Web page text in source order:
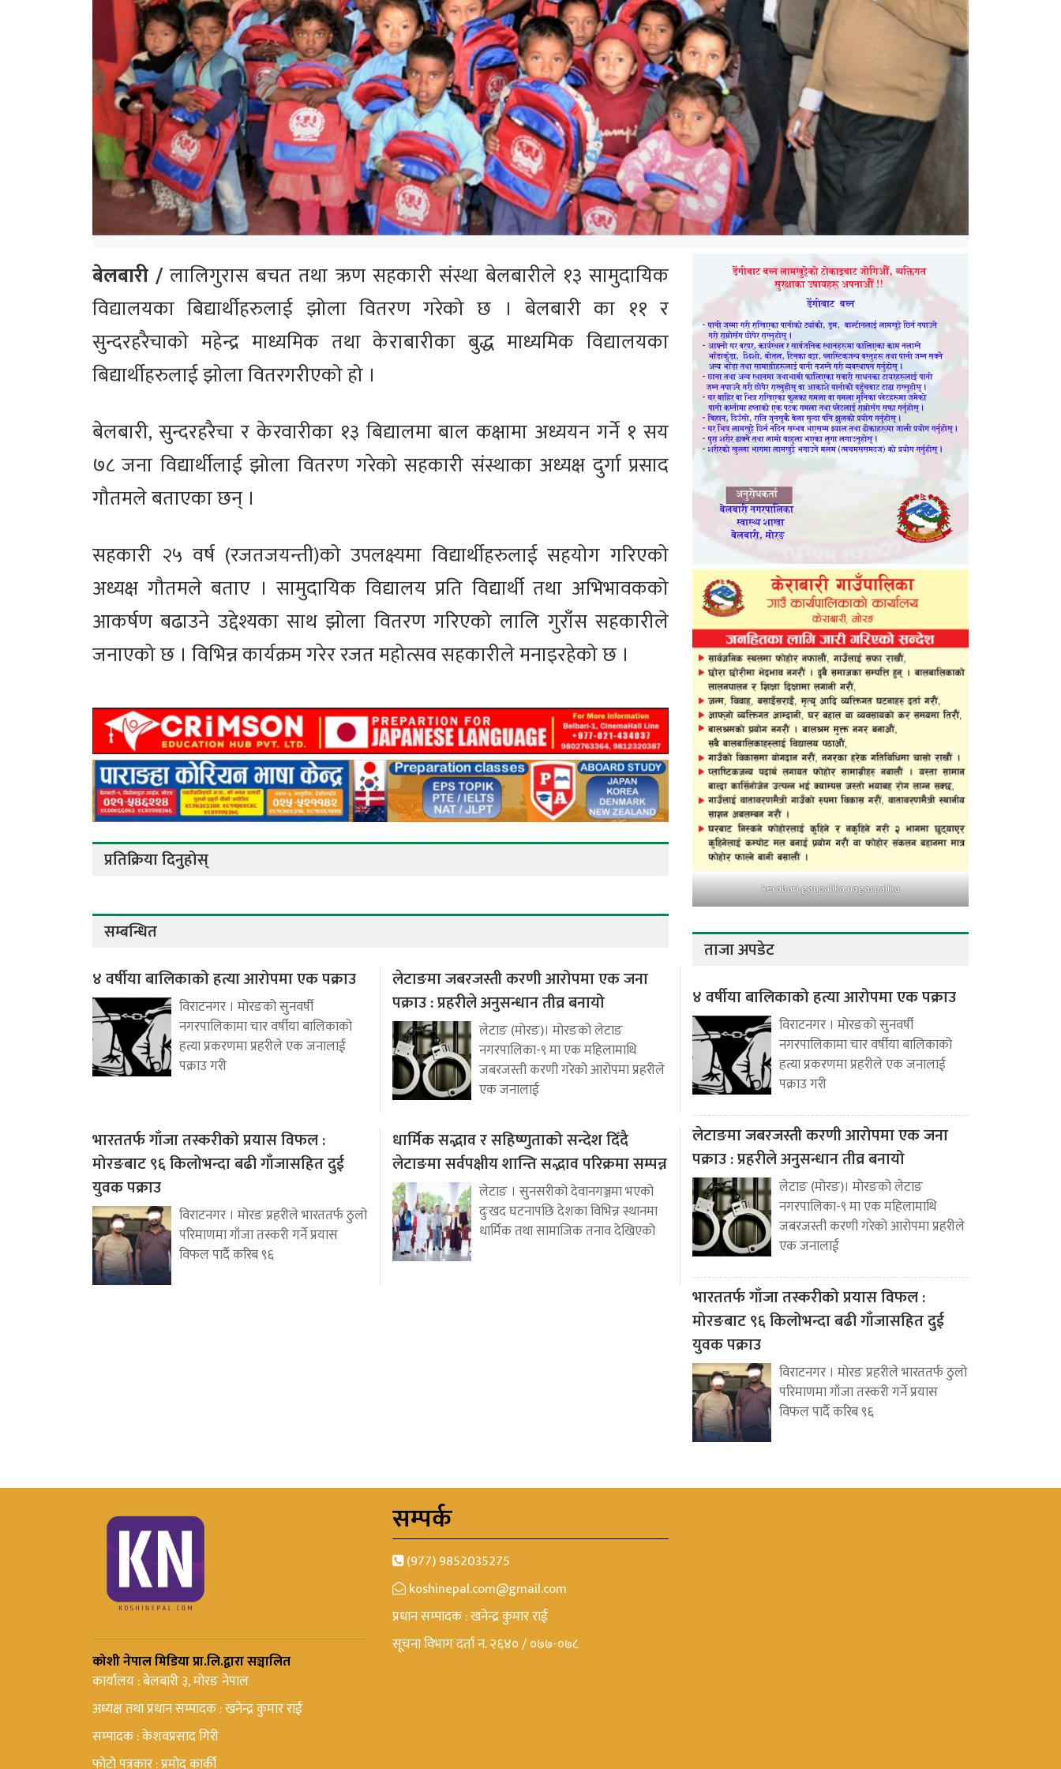
बेलबारी /लालिगुरास बचत तथा ऋण सहकारी संस्था बेलबारीले १३ सामुदायिक
विद्यालयका बिद्यार्थीहरुलाई झोला वितरण गरेको छ । बेलबारी का ११ र
सुन्दरहरैचाको महेन्द्र माध्यमिक तथा केराबारीका बुद्ध माध्यमिक विद्यालयका
बिद्यार्थीहरुलाई झोला वितरगरीएको हो ।
बेलबारी, सुन्दरहरैचा र केरवारीका १३ बिद्यालमा बाल कक्षामा अध्ययन गर्ने १ सय
७८ जना विद्यार्थीलाई झोला वितरण गरेको सहकारी संस्थाका अध्यक्ष दुर्गा प्रसाद
गौतमले बताएका छन् ।
सहकारी २५ वर्ष (रजतजयन्ती)को उपलक्ष्यमा विद्यार्थीहरुलाई सहयोग गरिएको
अध्यक्ष गौतमले बताए । सामुदायिक विद्यालय प्रति विद्यार्थी तथा अभिभावकको
आकर्षण बढाउने उद्देश्यका साथ झोला वितरण गरिएको लालि गुराँस सहकारीले
जनाएको छ । विभिन्न कार्यक्रम गरेर रजत महोत्सव सहकारीले मनाइरहेको छ ।
प्रतिक्रिया दिनुहोस्
सम्बन्धित
४ वर्षीया बालिकाको हत्या आरोपमा एक पक्राउ
विराटनगर । मोरङको सुनवर्षी
नगरपालिकामा चार वर्षीया बालिकाको
हत्या प्रकरणमा प्रहरीले एक जनालाई
पक्राउ गरी
लेटाङमा जबरजस्ती करणी आरोपमा एक जना
पक्राउ : प्रहरीले अनुसन्धान तीव्र बनायो
लेटाङ (मोरङ)। मोरङको लेटाङ
नगरपालिका-९ मा एक महिलामाथि
जबरजस्ती करणी गरेको आरोपमा प्रहरीले
एक जनालाई
भारततर्फ गाँजा तस्करीको प्रयास विफल :
मोरङबाट ९६ किलोभन्दा बढी गाँजासहित दुई
युवक पक्राउ
विराटनगर । मोरङ प्रहरीले भारततर्फ ठुलो
परिमाणमा गाँजा तस्करी गर्ने प्रयास
विफल पार्दै करिब ९६
धार्मिक सद्भाव र सहिष्णुताको सन्देश दिँदै
लेटाङमा सर्वपक्षीय शान्ति सद्भाव परिक्रमा सम्पन्न
लेटाङ । सुनसरीको देवानगञ्जमा भएको
दुःखद घटनापछि देशका विभिन्न स्थानमा
धार्मिक तथा सामाजिक तनाव देखिएको
kerabari gaupalika nagarpalika
ताजा अपडेट
४ वर्षीया बालिकाको हत्या आरोपमा एक पक्राउ
विराटनगर । मोरङको सुनवर्षी
नगरपालिकामा चार वर्षीया बालिकाको
हत्या प्रकरणमा प्रहरीले एक जनालाई
पक्राउ गरी
लेटाङमा जबरजस्ती करणी आरोपमा एक जना
पक्राउ : प्रहरीले अनुसन्धान तीव्र बनायो
लेटाङ (मोरङ)। मोरङको लेटाङ
नगरपालिका-९ मा एक महिलामाथि
जबरजस्ती करणी गरेको आरोपमा प्रहरीले
एक जनालाई
भारततर्फ गाँजा तस्करीको प्रयास विफल :
मोरङबाट ९६ किलोभन्दा बढी गाँजासहित दुई
युवक पक्राउ
विराटनगर । मोरङ प्रहरीले भारततर्फ ठुलो
परिमाणमा गाँजा तस्करी गर्ने प्रयास
विफल पार्दै करिब ९६
कोशी नेपाल मिडिया प्रा.लि.द्वारा सञ्चालित
कार्यालय : बेलबारी ३, मोरङ नेपाल
अध्यक्ष तथा प्रधान सम्पादक : खनेन्द्र कुमार राई
सम्पादक : केशवप्रसाद गिरी
सम्पर्क
(977) 9852035275
koshinepal.com@gmail.com
प्रधान सम्पादक : खनेन्द्र कुमार राई
सूचना विभाग दर्ता न. २६४० / ०७७-०७८